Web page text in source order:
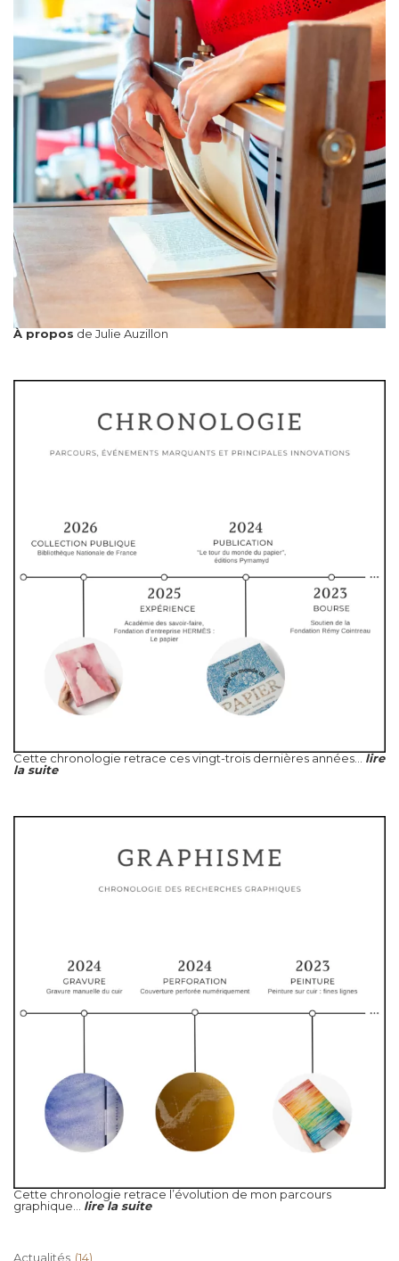
À propos de Julie Auzillon
Cette chronologie retrace ces vingt-trois dernières années... lire
la suite
Cette chronologie retrace l’évolution de mon parcours
graphique... lire la suite
Actualités (14)